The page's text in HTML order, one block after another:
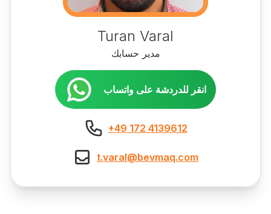
Turan Varal
مدير حسابك
انقر للدردشة على واتساب
+49 172 4139612
t.varal@bevmaq.com